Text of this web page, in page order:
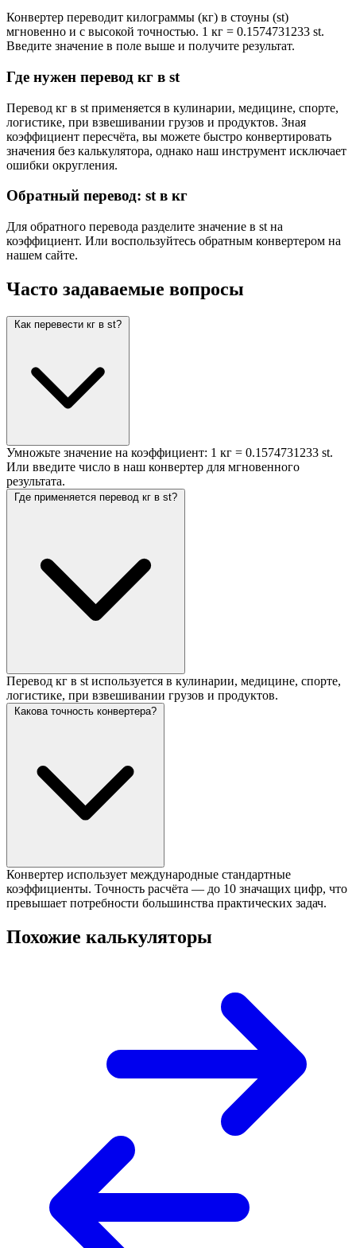
Конвертер переводит килограммы (кг) в стоуны (st)
мгновенно и с высокой точностью. 1 кг = 0.1574731233 st.
Введите значение в поле выше и получите результат.
Где нужен перевод кг в st
Перевод кг в st применяется в кулинарии, медицине, спорте,
логистике, при взвешивании грузов и продуктов. Зная
коэффициент пересчёта, вы можете быстро конвертировать
значения без калькулятора, однако наш инструмент исключает
ошибки округления.
Обратный перевод: st в кг
Для обратного перевода разделите значение в st на
коэффициент. Или воспользуйтесь обратным конвертером на
нашем сайте.
Часто задаваемые вопросы
Как перевести кг в st?
Умножьте значение на коэффициент: 1 кг = 0.1574731233 st.
Или введите число в наш конвертер для мгновенного
результата.
Где применяется перевод кг в st?
Перевод кг в st используется в кулинарии, медицине, спорте,
логистике, при взвешивании грузов и продуктов.
Какова точность конвертера?
Конвертер использует международные стандартные
коэффициенты. Точность расчёта — до 10 значащих цифр, что
превышает потребности большинства практических задач.
Похожие калькуляторы